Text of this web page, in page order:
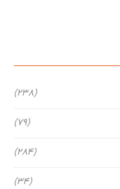
(238)
(79)
(284)
(34)